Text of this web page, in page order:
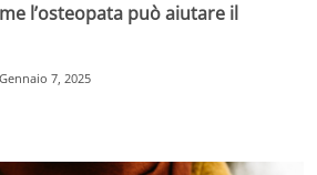
l’osteopata può aiutare il
Gennaio 7, 2025